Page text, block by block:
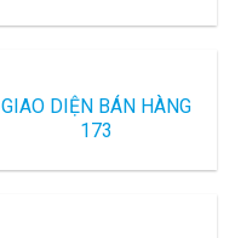
GIAO DIỆN BÁN HÀNG
173